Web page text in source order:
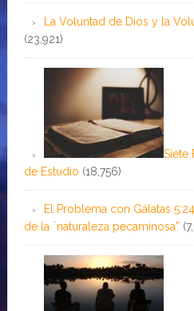
La Voluntad de Dios y la
(23,921)
Siete
de Estudio (18,756)
El Problema con Gálatas
de la ¨naturaleza pecaminosa”